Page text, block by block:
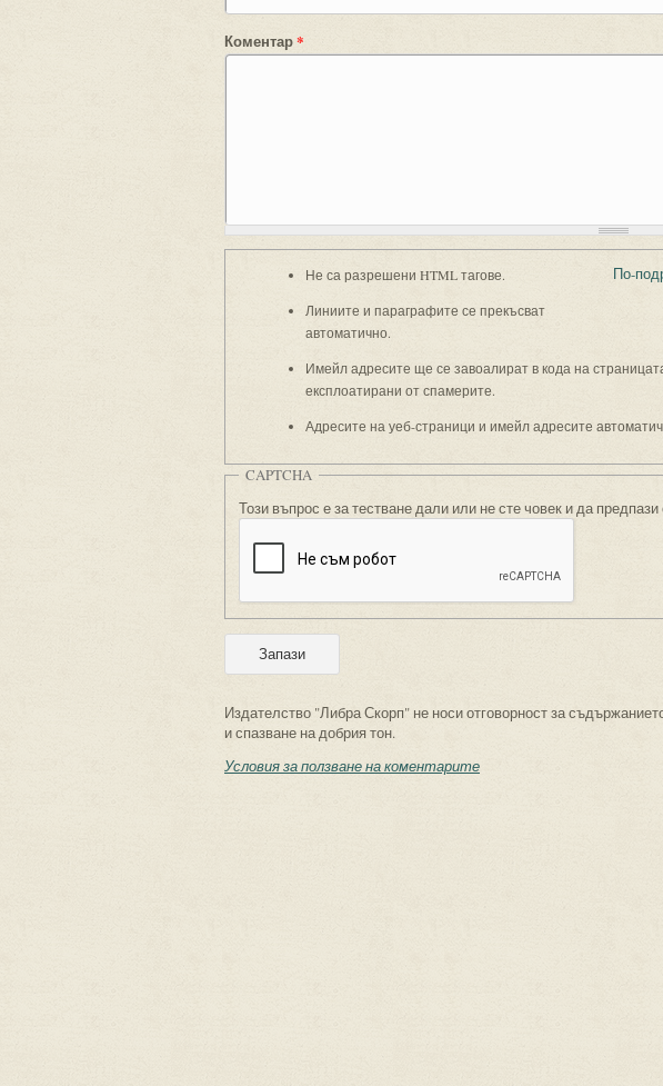
Коментар*
По-
Не са разрешени HTML тагове.
Линиите и параграфите се прекъсват
автоматично.
Имейл адресите ще се завоалират в кода на
експлоатирани от спамерите.
Адресите на уеб-страници и имейл адресите
CAPTCHA
Този въпрос е за тестване дали или не сте човек и да
Издателство "Либра Скорп" не носи отговорност за
и спазване на добрия тон.
Условия за ползване на коментарите